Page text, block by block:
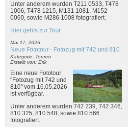
Unter anderem wurden T211 0533, T478
1006, T478 1215, M131 1081, M152
0060, sowie M286 1008 fotografiert.
Hier gehts zur Tour
Mai 17, 2026
Neue Fototour - Fotozug mit 742 und 810
Kategorie: Touren
Erstellt von: Erik
Eine neue Fototour
"Fotozug mit 742 und
810" vom 16.05.2026
ist verfügbar.
Unter anderem wurden 742 239, 742 346,
810 325, 810 548, sowie 810 566
fotografiert.